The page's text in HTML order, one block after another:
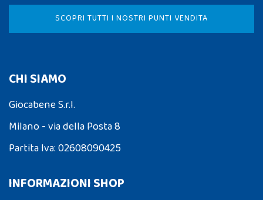
SCOPRI TUTTI I NOSTRI PUNTI VENDITA
CHI SIAMO
Giocabene S.r.l.
Milano - via della Posta 8
Partita Iva: 02608090425
INFORMAZIONI SHOP